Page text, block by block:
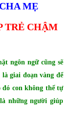
MẸ
TRẺ CHẬM
ngôn ngữ cũng sẽ
giai đoạn vàng để
con không thể tự
những người giúp